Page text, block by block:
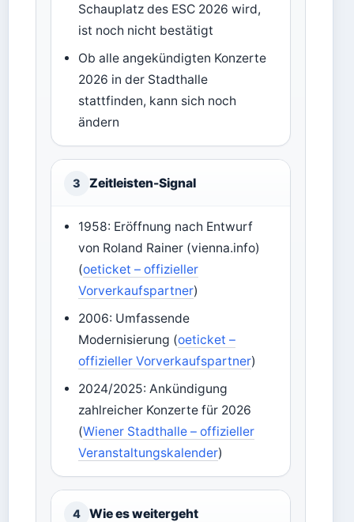
Schauplatz des ESC 2026 wird,
ist noch nicht bestätigt
Ob alle angekündigten Konzerte
2026 in der Stadthalle
stattfinden, kann sich noch
ändern
3 Zeitleisten-Signal
1958: Eröffnung nach Entwurf
von Roland Rainer (vienna.info)
(oeticket – offizieller
Vorverkaufspartner)
2006: Umfassende
Modernisierung (oeticket –
offizieller Vorverkaufspartner)
2024/2025: Ankündigung
zahlreicher Konzerte für 2026
(Wiener Stadthalle – offizieller
Veranstaltungskalender)
4 Wie es weitergeht